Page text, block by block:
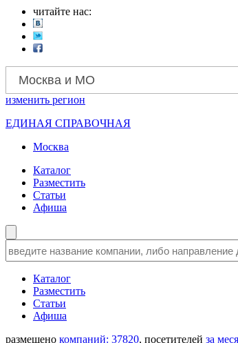
читайте нас:
Москва и МО
изменить регион
ЕДИНАЯ СПРАВОЧНАЯ
Москва
Каталог
Разместить
Статьи
Афиша
Каталог
Разместить
Статьи
Афиша
размещено компаний: 37820, посетителей за